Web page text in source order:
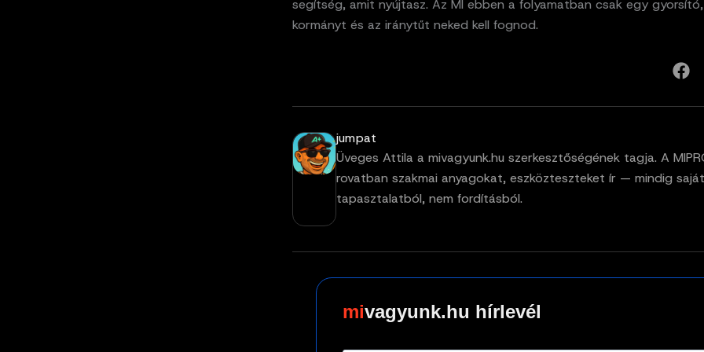
segítség, amit nyújtasz. Az MI ebben a folyamatban csak egy
kormányt és az iránytűt neked kell fognod.
jumpat
Üveges Attila a mivagyunk.hu szerkesztőségének tagja. A
rovatban szakmai anyagokat, eszközteszteket ír — mindig saját
tapasztalatból, nem fordításból.
vagyunk.hu hírlevél